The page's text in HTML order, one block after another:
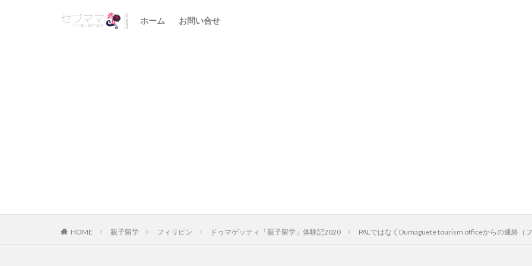
ホーム お問い合せ
HOME 親子留学 フィリピン ドゥマゲッティ「親子留学」体験記2020 PALではなくDumaguete tourism officeからの連絡（